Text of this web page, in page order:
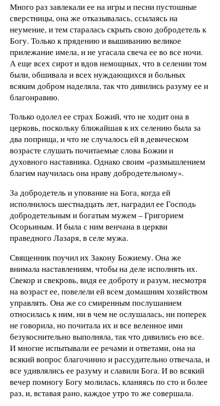
Много раз завлекали ее на игры и песни пустошные
сверстницы, она же отказывалась, ссылаясь на
неумение, и тем старалась скрыть свою добродетель к
Богу. Только к прядению и вышиванию великое
прилежание имела, и не угасала свеча ее во все ночи.
А еще всех сирот и вдов немощных, что в селении том
были, обшивала и всех нуждающихся и больных
всяким добром наделяла, так что дивились разуму ее и
благонравию.
Только одолел ее страх Божий, что не ходит она в
церковь, поскольку ближайшая к их селению была за
два поприща, и что не случалось ей в девическом
возрасте слушать почитаемые слова Божии и
духовного наставника. Однако своим «размышлением
благим научилась она нраву добродетельному».
За добродетель и упование на Бога, когда ей
исполнилось шестнадцать лет, наградил ее Господь
добродетельным и богатым мужем – Григорием
Осорьиным. И была с ним венчана в церкви
праведного Лазаря, в селе мужа.
Священник поучил их Закону Божиему. Она же
внимала наставлениям, чтобы на деле исполнять их.
Свекор и свекровь, видя ее доброту и разум, несмотря
на возраст ее, повелели ей всем домашним хозяйством
управлять. Она же со смиренным послушанием
относилась к ним, ни в чем не ослушалась, ни поперек
не говорила, но почитала их и все веленное ими
безукоснительно выполняла, так что дивились ею все.
И многие испытывали ее речами и ответами, она на
всякий вопрос благочинно и рассудительно отвечала, и
все удивлялись ее разуму и славили Бога. И во всякий
вечер помногу Богу молилась, кланяясь по сто и более
раз, и, вставая рано, каждое утро то же совершала.